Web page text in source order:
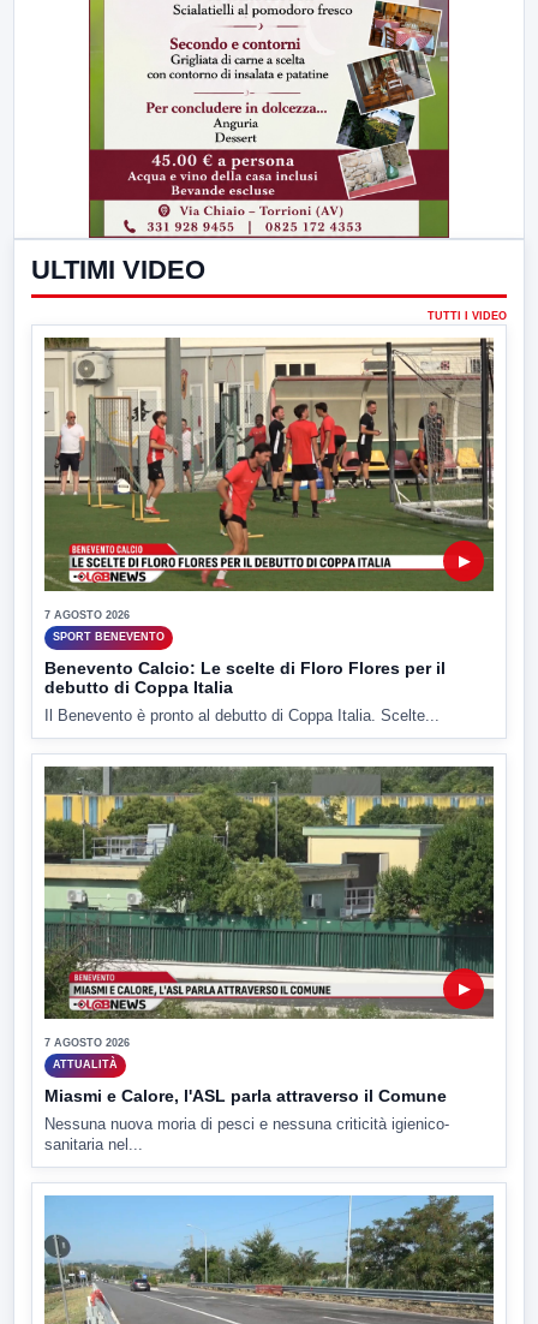
ULTIMI VIDEO
TUTTI I VIDEO
▶
7 AGOSTO 2026
SPORT BENEVENTO
Benevento Calcio: Le scelte di Floro Flores per il
debutto di Coppa Italia
Il Benevento è pronto al debutto di Coppa Italia. Scelte...
▶
7 AGOSTO 2026
ATTUALITÀ
Miasmi e Calore, l'ASL parla attraverso il Comune
Nessuna nuova moria di pesci e nessuna criticità igienico-
sanitaria nel...